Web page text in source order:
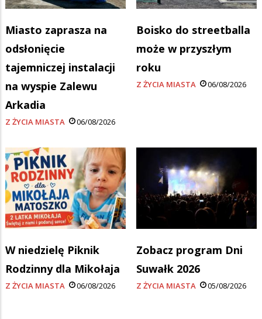
Miasto zaprasza na
odsłonięcie
tajemniczej instalacji
na wyspie Zalewu
Arkadia
Z ŻYCIA MIASTA 06/08/2026
Boisko do streetballa
może w przyszłym
roku
Z ŻYCIA MIASTA 06/08/2026
W niedzielę Piknik
Rodzinny dla Mikołaja
Z ŻYCIA MIASTA 06/08/2026
Zobacz program Dni
Suwałk 2026
Z ŻYCIA MIASTA 05/08/2026